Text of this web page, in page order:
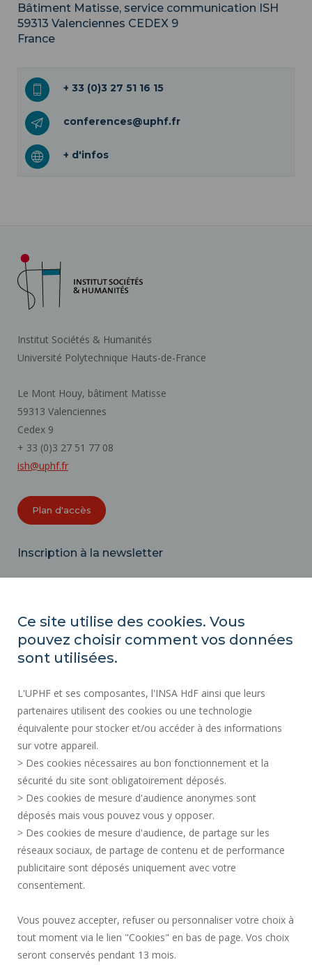
Bâtiment Matisse, service communication ISH
59313 Valenciennes CEDEX 9
France
+ 33 (0)3 27 51 16 15
conferences@uphf.fr
+ d'infos
Institut Sociétés & Humanités
Université Polytechnique Hauts-de-France
Le Mont Houy, bâtiment Matisse
59313 Valenciennes
Cedex 9
+ 33 (0)3 27 51 77 08
ish@uphf.fr
Plan d'accès
Inscription à la newsletter
ACTES RÉGLEMENTAIRES
MARCHÉS PUBLICS
MENTIONS LÉGALES
ESPACE PRESSE
RECRUTEMENTS
PLAN DU SITE
DONNÉES PERSONNELLES
ACCESSIBILITÉ
Rejoignez-nous!
Ce site utilise des cookies. Vous
pouvez choisir comment vos données
sont utilisées.
L'UPHF et ses composantes, l'INSA HdF ainsi que leurs
partenaires utilisent des cookies ou une technologie
équivalente pour stocker et/ou accéder à des informations
sur votre appareil.
> Des cookies nécessaires au bon fonctionnement et la
sécurité du site sont obligatoirement déposés.
> Des cookies de mesure d'audience anonymes sont
déposés mais vous pouvez vous y opposer.
> Des cookies de mesure d'audience, de partage sur les
réseaux sociaux, de partage de contenu et de performance
publicitaire sont déposés uniquement avec votre
consentement.
Vous pouvez accepter, refuser ou personnaliser votre choix à
tout moment via le lien "Cookies" en bas de page. Vos choix
seront conservés pendant 13 mois.